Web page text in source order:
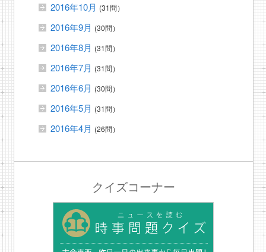
2016年10月 (31問）
2016年9月 (30問）
2016年8月 (31問）
2016年7月 (31問）
2016年6月 (30問）
2016年5月 (31問）
2016年4月 (26問）
クイズコーナー